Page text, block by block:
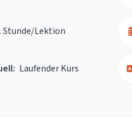
Stunde/Lektion
Laufender Kurs